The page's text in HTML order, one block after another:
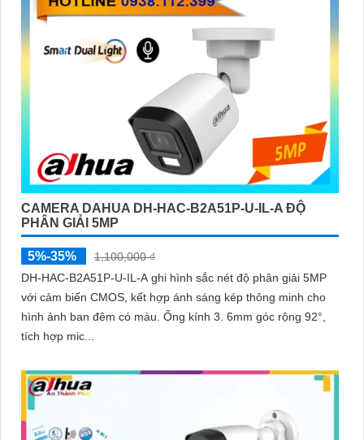
CAMERA DAHUA DH-HAC-B2A51P-U-IL-A ĐỘ
PHÂN GIẢI 5MP
5%-35%
1,100,000 ₫
DH-HAC-B2A51P-U-IL-A ghi hình sắc nét độ phân giải 5MP
với cảm biến CMOS, kết hợp ánh sáng kép thông minh cho
hình ảnh ban đêm có màu. Ống kính 3. 6mm góc rộng 92°,
tích hợp mic...